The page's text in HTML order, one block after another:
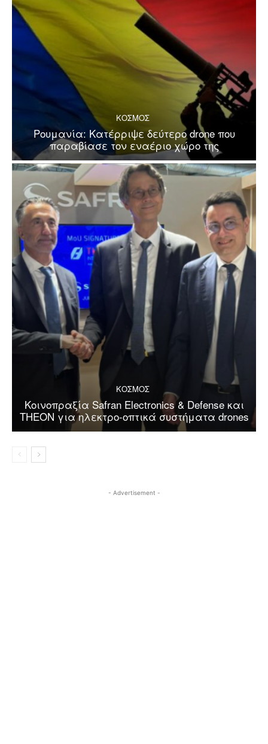
ΚΟΣΜΟΣ
Ρουμανία: Κατέρριψε δεύτερο drone που
παραβίασε τον εναέριο χώρο της
ΚΟΣΜΟΣ
Κοινοπραξία Safran Electronics & Defense και
THEON για ηλεκτρο-οπτικά συστήματα drones
- Advertisement -